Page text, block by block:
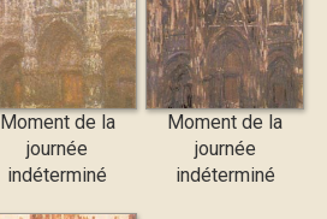
Moment de la
journée
indéterminé
Moment de la
journée
indéterminé